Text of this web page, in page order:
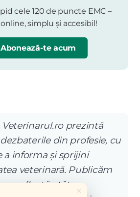
cele 120 de puncte EMC –
online, simplu și accesibil!
Abonează-te acum
Veterinarul.ro prezintă
din profesie, cu
a informa și sprijini
veterinară. Publicăm
reflectă atât
×